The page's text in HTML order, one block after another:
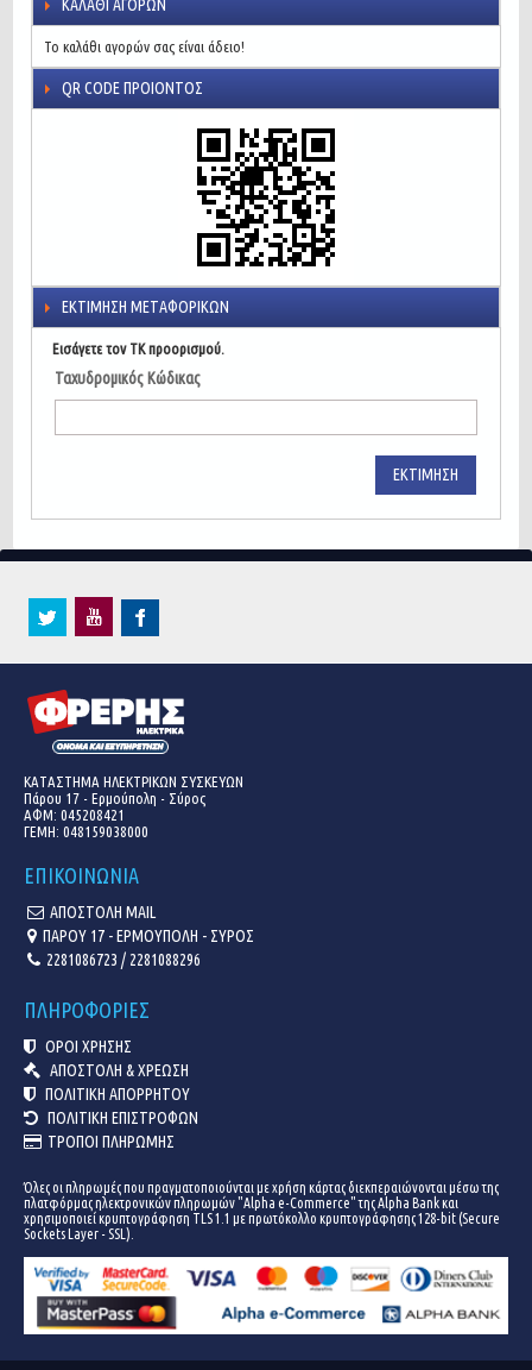
ΚΑΛΆΘΙ ΑΓΟΡΏΝ
Το καλάθι αγορών σας είναι άδειο!
QR CODE ΠΡΟΙΌΝΤΟΣ
ΕΚΤΊΜΗΣΗ ΜΕΤΑΦΟΡΙΚΏΝ
Εισάγετε τον ΤΚ προορισμού.
Ταχυδρομικός Κώδικας
ΕΚΤΊΜΗΣΗ
ΚΑΤΑΣΤΗΜΑ ΗΛΕΚΤΡΙΚΩΝ ΣΥΣΚΕΥΩΝ
Πάρου 17 - Ερμούπολη - Σύρος
ΑΦΜ: 045208421
ΓΕΜΗ: 048159038000
ΕΠΙΚΟΙΝΩΝΙΑ
ΑΠΟΣΤΟΛΗ MAIL
ΠΑΡΟΥ 17 - ΕΡΜΟΥΠΟΛΗ - ΣΥΡΟΣ
2281086723 / 2281088296
ΠΛΗΡΟΦΟΡΙΕΣ
ΟΡΟΙ ΧΡΗΣΗΣ
ΑΠΟΣΤΟΛΗ & ΧΡΕΩΣΗ
ΠΟΛΙΤΙΚΗ ΑΠΟΡΡΗΤΟΥ
ΠΟΛΙΤΙΚΗ ΕΠΙΣΤΡΟΦΩΝ
ΤΡΟΠΟΙ ΠΛΗΡΩΜΗΣ
Όλες οι πληρωμές που πραγματοποιούνται με χρήση κάρτας διεκπεραιώνονται μέσω της
πλατφόρμας ηλεκτρονικών πληρωμών "Alpha e-Commerce" της Alpha Bank και
χρησιμοποιεί κρυπτογράφηση TLS 1.1 με πρωτόκολλο κρυπτογράφησης 128-bit (Secure
Sockets Layer - SSL).